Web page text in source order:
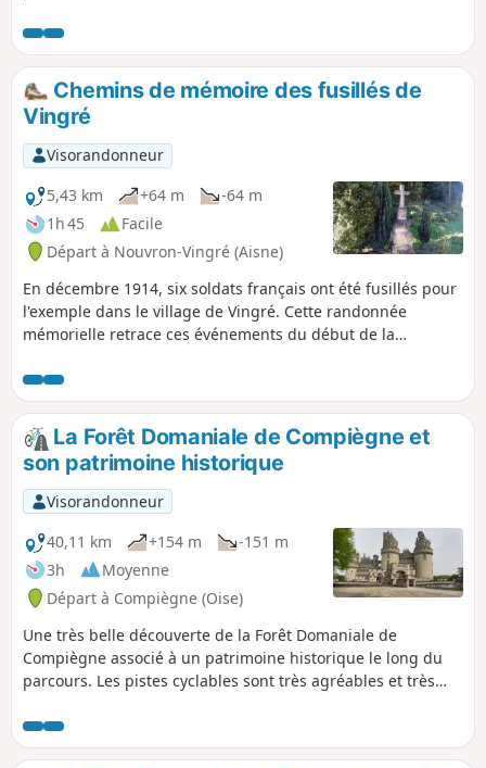
Francport, puis le beau petit village de
Rethondes, à proximité de la clairière de
l'armistice de 14/18, avant de revenir à
Choisy-au-Bac par la Forêt de Laigue et
le Château des bonshommes et finir par
la petite Chapelle des Trois Chênes
inondées de jacinthes sauvages bleues
dans la dernière quinzaine d'avril.
Chemins de mémoire des fusillés de
Vingré
Visorandonneur
5,43 km
+64 m
-64 m
1h 45
Facile
Départ à Nouvron-Vingré (Aisne)
En décembre 1914, six soldats français ont été fusillés pour
l'exemple dans le village de Vingré. Cette randonnée
mémorielle retrace ces événements du début de la
par la retranscription de la dernière lettre de ces
malheureux et par le sobre monument qui leur rend
hommage. On passe à la Croix Brisée, puis aux ruines de la
Ferme et aux carrières de Confrécourt, qui sont autant de
témoignages de la violence inouïe de cette guerre.
La Forêt Domaniale de Compiègne et
son patrimoine historique
Visorandonneur
40,11 km
+154 m
-151 m
3h
Moyenne
Départ à Compiègne (Oise)
Une très belle découverte de la Forêt Domaniale de
Compiègne associé à un patrimoine historique le long du
parcours. Les pistes cyclables sont très agréables et très
faciles et très proches du circuit.